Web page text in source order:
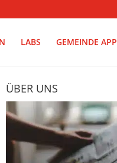
LABS GEMEINDE APP
ÜBER UNS